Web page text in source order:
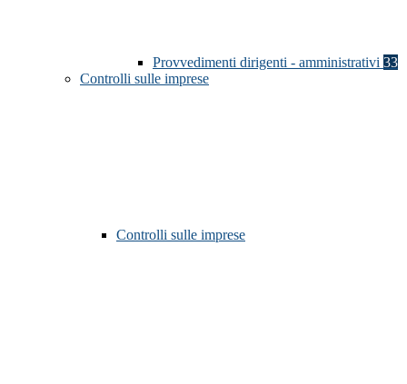
Provvedimenti dirigenti - amministrativi 33
Controlli sulle imprese
Controlli sulle imprese